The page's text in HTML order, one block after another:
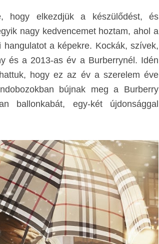
hogy elkezdjük a készülődést, és
nagy kedvencemet hoztam, ahol a
hangulatot a képekre. Kockák, szívek,
és a 2013-as év a Burberrynél. Idén
hogy ez az év a szerelem éve
bújnak meg a Burberry
ballonkabát, egy-két újdonsággal